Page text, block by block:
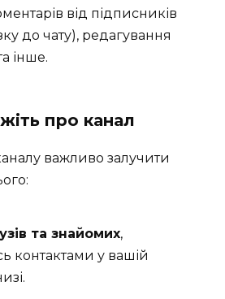
від підписників
до чату), редагування
інше.
про канал
важливо залучити
та знайомих,
контактами у вашій